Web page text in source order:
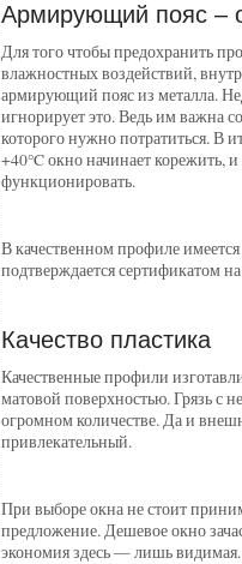
Армирующий пояс –
Для того чтобы предохранить
влажностных воздействий,
армирующий пояс из металла.
игнорирует это. Ведь им важна
которого нужно потратиться. В
+40°C окно начинает корежить,
функционировать.
В качественном профиле
подтверждается сертификатом
Качество пластика
Качественные профили
матовой поверхностью. Грязь с
огромном количестве. Да и
привлекательный.
При выборе окна не стоит
предложение. Дешевое окно
экономия здесь — лишь видимая.